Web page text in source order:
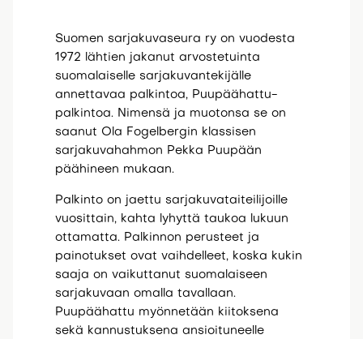
Suomen sarjakuvaseura ry on vuodesta
1972 lähtien jakanut arvostetuinta
suomalaiselle sarjakuvantekijälle
annettavaa palkintoa, Puupäähattu-
palkintoa. Nimensä ja muotonsa se on
saanut Ola Fogelbergin klassisen
sarjakuvahahmon Pekka Puupään
päähineen mukaan.
Palkinto on jaettu sarjakuvataiteilijoille
vuosittain, kahta lyhyttä taukoa lukuun
ottamatta. Palkinnon perusteet ja
painotukset ovat vaihdelleet, koska kukin
saaja on vaikuttanut suomalaiseen
sarjakuvaan omalla tavallaan.
Puupäähattu myönnetään kiitoksena
sekä kannustuksena ansioituneelle